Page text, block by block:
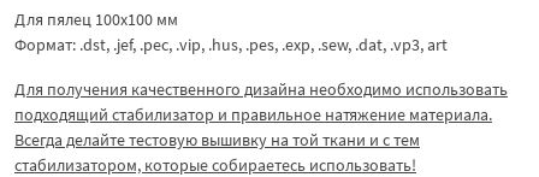
Для пялец 100х100 мм
Формат: .dst, .jef, .pec, .vip, .hus, .pes, .exp, .sew, .dat, .vp3, art
Для получения качественного дизайна необходимо использовать
подходящий стабилизатор и правильное натяжение материала.
Всегда делайте тестовую вышивку на той ткани и с тем
стабилизатором, которые собираетесь использовать!